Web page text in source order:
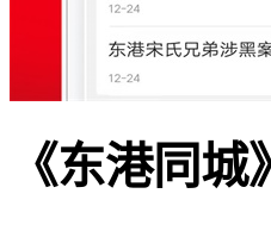
《东港同城